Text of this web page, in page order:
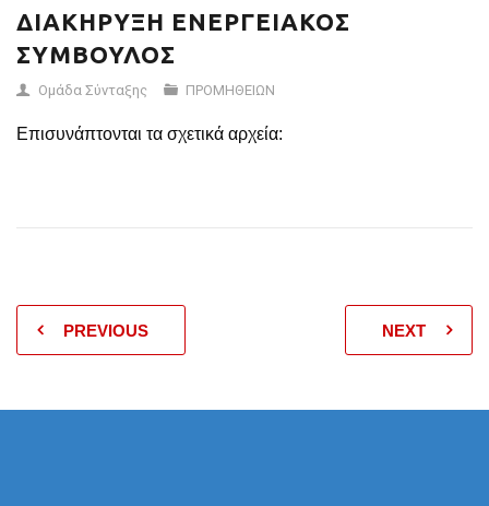
ΔΙΑΚΗΡΥΞΗ ΕΝΕΡΓΕΙΑΚΟΣ
ΣΥΜΒΟΥΛΟΣ
Ομάδα Σύνταξης ΠΡΟΜΗΘΕΙΩΝ
Επισυνάπτονται τα σχετικά αρχεία:
PREVIOUS NEXT